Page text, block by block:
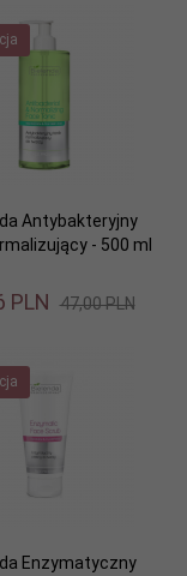
Antybakteryjny
- 500 ml
PLN 47,00 PLN
Enzymatyczny